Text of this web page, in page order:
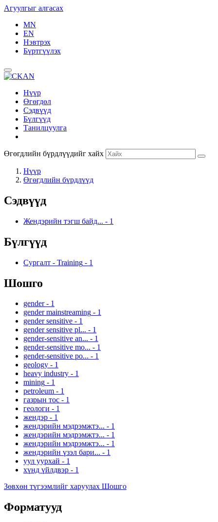
Агуулгыг алгасах
MN
EN
Нэвтрэх
Бүртгүүлэх
Нүүр
Өгөгдөл
Сэдвүүд
Бүлгүүд
Танилцуулга
Өгөгдлийн бүрдлүүдийг хайх
Нүүр
Өгөгдлийн бүрдлүүд
Сэдвүүд
Жендэрийн тэгш байд... - 1
Бүлгүүд
Сургалт - Training - 1
Шошго
gender - 1
gender mainstreaming - 1
gender sensitive - 1
gender sensitive pl... - 1
gender-sensitive an... - 1
gender-sensitive mo... - 1
gender-sensitive po... - 1
geology - 1
heavy industry - 1
mining - 1
petroleum - 1
газрын тос - 1
геологи - 1
жендэр - 1
жендэрийн мэдрэмжтэ... - 1
жендэрийн мэдрэмжтэ... - 1
жендэрийн мэдрэмжтэ... - 1
жендэрийн үзэл бари... - 1
уул уурхай - 1
хүнд үйлдвэр - 1
Зөвхөн түгээмлийг харуулах Шошго
Форматууд